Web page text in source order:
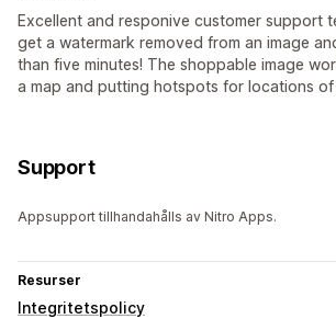
Excellent and responive customer support
get a watermark removed from an image
than five minutes! The shoppable image
a map and putting hotspots for locations
Support
Appsupport tillhandahålls av Nitro Apps.
Resurser
Integritetspolicy